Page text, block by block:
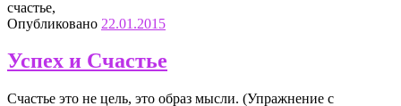
Опубликовано 22.01.2015
Успех и Счастье
Счастье это не цель, это образ мысли. (Упражнение с